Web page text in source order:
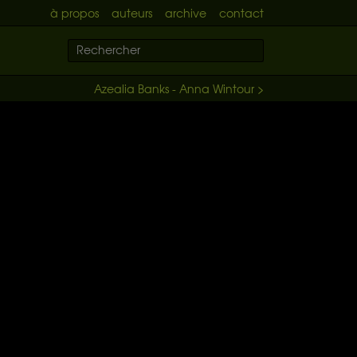
à propos auteurs archive contact
Azealia Banks - Anna Wintour >